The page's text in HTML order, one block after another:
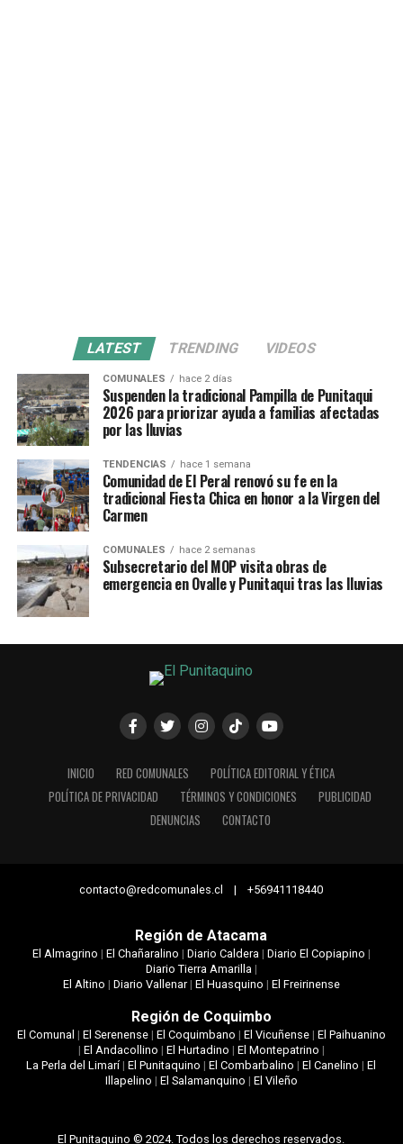
LATEST TRENDING VIDEOS
COMUNALES hace 2 días
Suspenden la tradicional Pampilla de Punitaqui
2026 para priorizar ayuda a familias afectadas
por las lluvias
TENDENCIAS hace 1 semana
Comunidad de El Peral renovó su fe en la
tradicional Fiesta Chica en honor a la Virgen del
Carmen
COMUNALES hace 2 semanas
Subsecretario del MOP visita obras de
emergencia en Ovalle y Punitaqui tras las lluvias
INICIO RED COMUNALES
POLÍTICA EDITORIAL Y ÉTICA
POLÍTICA DE PRIVACIDAD
TÉRMINOS Y CONDICIONES
PUBLICIDAD
DENUNCIAS
CONTACTO
contacto@redcomunales.cl | +56941118440
Región de Atacama
El Almagrino | El Chañaralino | Diario Caldera| Diario El Copiapino |
Diario Tierra Amarilla|
El Altino | Diario Vallenar| El Huasquino | El Freirinense
Región de Coquimbo
El Comunal | El Serenense| El Coquimbano | El Vicuñense| El Paihuanino
| El Andacollino | El Hurtadino | El Montepatrino |
La Perla del Limarí|El Punitaquino |El Combarbalino |El Canelino |El
Illapelino | El Salamanquino | El Vileño
El Punitaquino © 2024. Todos los derechos reservados.